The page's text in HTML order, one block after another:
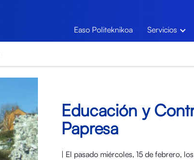
Easo Politeknikoa Servicios
Educación y
Papresa
| El pasado miércoles, 15 de febrero,